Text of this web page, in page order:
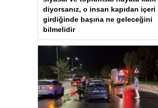
diyorsanız, o insan kapıdan içeri
girdiğinde başına ne geleceğini
bilmelidir